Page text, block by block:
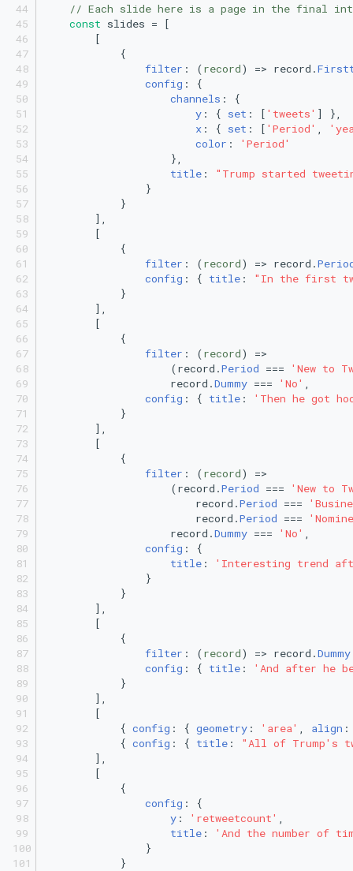
// Each slide here is a page in the final
const slides = [
        [
            {
filter : (record) => record.
config : {
channels : {
y : { set : [ 'tweets' ] },
x : { set : [ 'Period'
color :
'Period'
                    },
title :
"Trump started
                }
            }
        ],
        [
            {
filter : (record) => record.
config : { title :
"In the first
            }
        ],
        [
            {
filter : (record) =>
                    (record.
Period ===
'New to
                    record.
Dummy === 'No'
config : { title :
'Then he got
            }
        ],
        [
            {
filter : (record) =>
                    (record.
Period ===
'New to
                        record.
Period ===
                        record.
Period ===
                    record.
Dummy === 'No'
config : {
title :
'Interesting trend
                }
            }
        ],
        [
            {
filter : (record) => record.Dummy
config : { title :
'And after he
            }
        ],
        [
            {
config : { geometry : 'area' align
            {
config : { title :
"All of Trump's
        ],
        [
            {
config : {
y : 'retweetcount'
title :
'And the number of
                }
            }